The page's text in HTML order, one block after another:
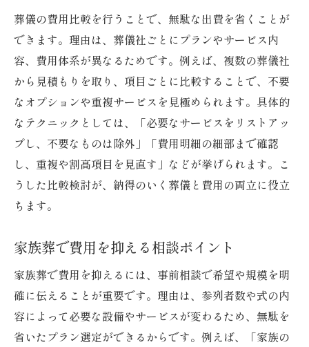
葬儀の費用比較を行うことで、無駄な出費を省くことが
できます。理由は、葬儀社ごとにプランやサービス内
容、費用体系が異なるためです。例えば、複数の葬儀社
から見積もりを取り、項目ごとに比較することで、不要
なオプションや重複サービスを見極められます。具体的
なテクニックとしては、「必要なサービスをリストアッ
プし、不要なものは除外」「費用明細の細部まで確認
し、重複や割高項目を見直す」などが挙げられます。こ
うした比較検討が、納得のいく葬儀と費用の両立に役立
ちます。
家族葬で費用を抑える相談ポイント
家族葬で費用を抑えるには、事前相談で希望や規模を明
確に伝えることが重要です。理由は、参列者数や式の内
容によって必要な設備やサービスが変わるため、無駄を
省いたプラン選定ができるからです。例えば、「家族の